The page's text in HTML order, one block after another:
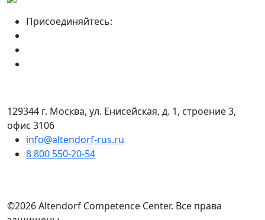
Присоединяйтесь:
129344 г. Москва, ул. Енисейская, д. 1, строение 3,
офис 3106
info@altendorf-rus.ru
8 800 550-20-54
©2026 Altendorf Сompetence Сenter. Все права